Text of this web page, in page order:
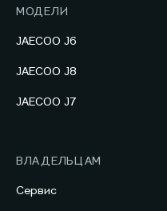
МОДЕЛИ
JAECOO J6
JAECOO J8
JAECOO J7
ВЛАДЕЛЬЦАМ
Сервис